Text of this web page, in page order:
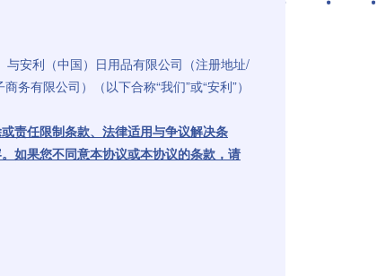
与安利（中国）日用品有限公司（注册地址/
有限公司）（以下合称“我们”或“安利”）
责任限制条款、法律适用与争议解决条
如果您不同意本协议或本协议的条款，请